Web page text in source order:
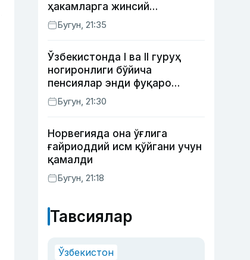
ҳакамларга жинсий
хизматлар кўрсатилгани
маълум қилинди
Бугун, 21:35
Ўзбекистонда I ва II гуруҳ
ногиронлиги бўйича
пенсиялар энди фуқаро
мурожаатисиз тайинланиши
мумкин
Бугун, 21:30
Норвегияда она ўғлига
ғайриоддий исм қўйгани учун
қамалди
Бугун, 21:18
Тавсиялар
Ўзбекистон